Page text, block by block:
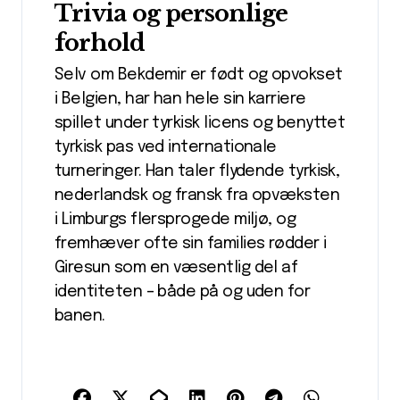
Trivia og personlige
forhold
Selv om Bekdemir er født og opvokset
i Belgien, har han hele sin karriere
spillet under tyrkisk licens og benyttet
tyrkisk pas ved internationale
turneringer. Han taler flydende tyrkisk,
nederlandsk og fransk fra opvæksten
i Limburgs flersprogede miljø, og
fremhæver ofte sin families rødder i
Giresun som en væsentlig del af
identiteten – både på og uden for
banen.